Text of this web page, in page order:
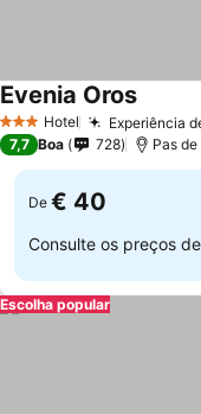
3 EstrelasHotel Experiência
Evenia OrosVer
7,7 Boa 728 Pas
De € 40
Consulte os preços de
Escolha popular